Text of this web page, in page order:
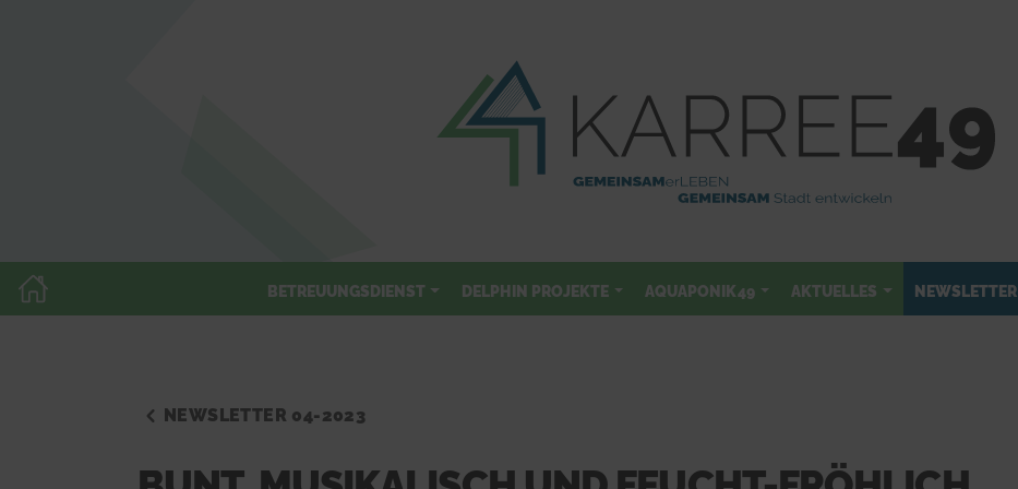
BETREUUNGSDIENST DELPHIN PROJEKTE AQUAPONIK49 AKTUELLES NEWSLETTER
NEWSLETTER 04-2023